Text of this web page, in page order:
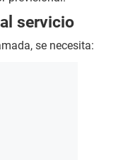
servicio
se necesita: